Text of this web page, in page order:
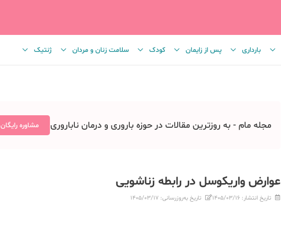
بارداری پس از زایمان کودک سلامت زنان و مردان ژنتیک
مجله مام - به روزترین مقالات در حوزه باروری و درمان ناباروری مشاوره رایگان
عوارض واریکوسل در رابطه زناشویی
تاریخ انتشار: ۱۴۰۵/۰۳/۱۶ تاریخ به‌روزرسانی: ۱۴۰۵/۰۳/۱۷